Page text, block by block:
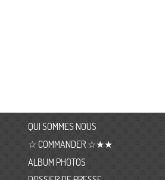
QUI SOMMES NOUS
☆ COMMANDER ☆★★
ALBUM PHOTOS